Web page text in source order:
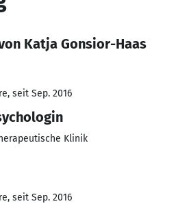
Katja Gonsior-Haas
seit Sep. 2016
Klinik
seit Sep. 2016